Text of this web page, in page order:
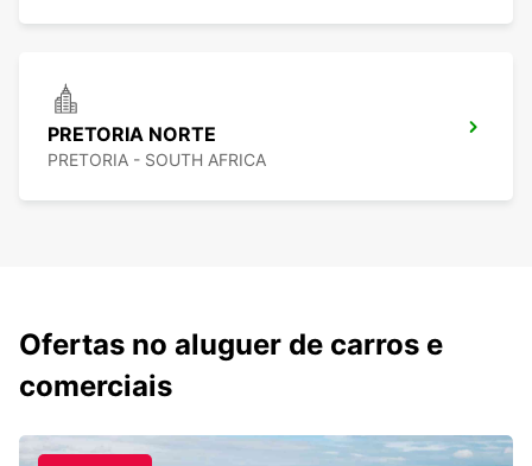
PRETORIA NORTE
PRETORIA - SOUTH AFRICA
Ofertas no aluguer de carros e
comerciais